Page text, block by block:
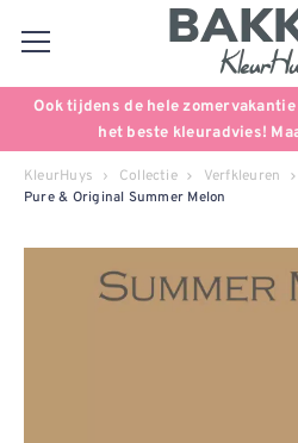
Ook tijdens de hele
het beste kleuradvies!
KleurHuys Collectie Verfkleuren
Pure & Original Summer Melon